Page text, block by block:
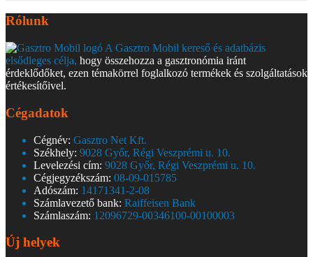
Rólunk
A Gasztro Mobil kereső és adatbázis
elsődleges célja, hogy összehozza a gasztronómia iránt
érdeklődőket, ezen témakörrel foglalkozó termékek és szolgáltatások
értékesítőivel.
Cégadatok
Cégnév: Gasztro Net Kft.
Székhely: 9028 Győr, Régi Veszprémi u. 10.
Levelezési cím: 9028 Győr, Régi Veszprémi u. 10.
Cégjegyzékszám: 08-09-015785
Adószám: 14171341-2-08
Számlavezető bank: Raiffeisen Bank
Számlaszám: 12096729-00346100-00100003
Új helyek